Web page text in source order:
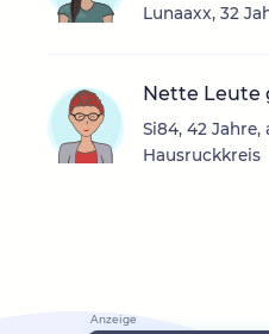
Lunaaxx, 32
Nette Leute
Si84, 42
Hausruckkreis